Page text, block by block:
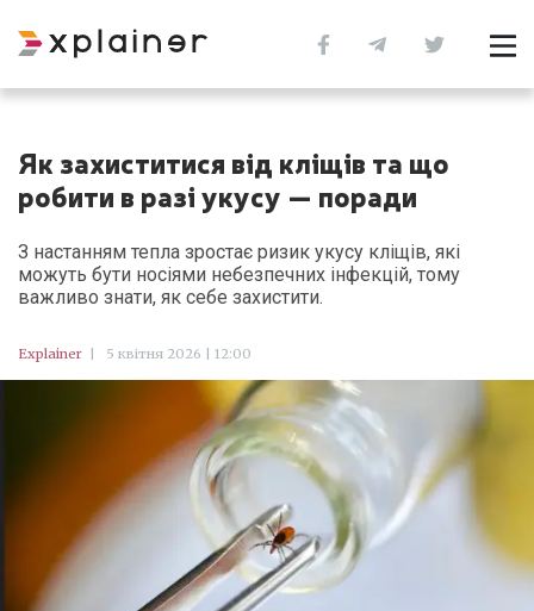
Як захиститися від кліщів та що
робити в разі укусу — поради
З настанням тепла зростає ризик укусу кліщів, які
можуть бути носіями небезпечних інфекцій, тому
важливо знати, як себе захистити.
Explainer 5 квітня 2026 | 12:00